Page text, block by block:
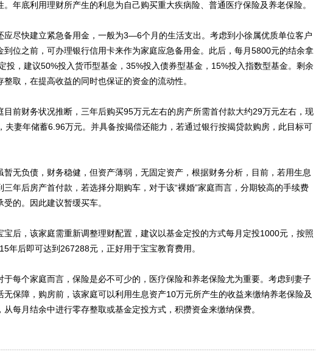
。年底利用理财所产生的利息为自己购买重大疾病险、普通医疗保险及养老保险。
尽快建立紧急备用金，一般为3―6个月的生活支出。考虑到小徐属优质单位客户
到位之前，可办理银行信用卡来作为家庭应急备用金。此后，每月5800元的结余拿
投，建议50%投入货币型基金，35%投入债券型基金，15%投入指数型基金。剩余
整取，在提高收益的同时也保证的资金的流动性。
财务状况推断，三年后购买95万元左右的房产所需首付款大约29万元左右，现
夫妻年储蓄6.96万元。并具备按揭偿还能力，若通过银行按揭贷款购房，此目标可
负债，财务稳健，但资产薄弱，无固定资产，根据财务分析，目前，若用生息
三年后房产首付款，若选择分期购车，对于该“裸婚”家庭而言，分期较高的手续费
的。因此建议暂缓买车。
，该家庭需重新调整理财配置，建议以基金定投的方式每月定投1000元，按照
年后即可达到267288元，正好用于宝宝教育费用。
个家庭而言，保险是必不可少的，医疗保险和养老保险尤为重要。考虑到妻子
无保障，购房前，该家庭可以利用生息资产10万元所产生的收益来缴纳养老保险及
从每月结余中进行零存整取或基金定投方式，积攒资金来缴纳保费。